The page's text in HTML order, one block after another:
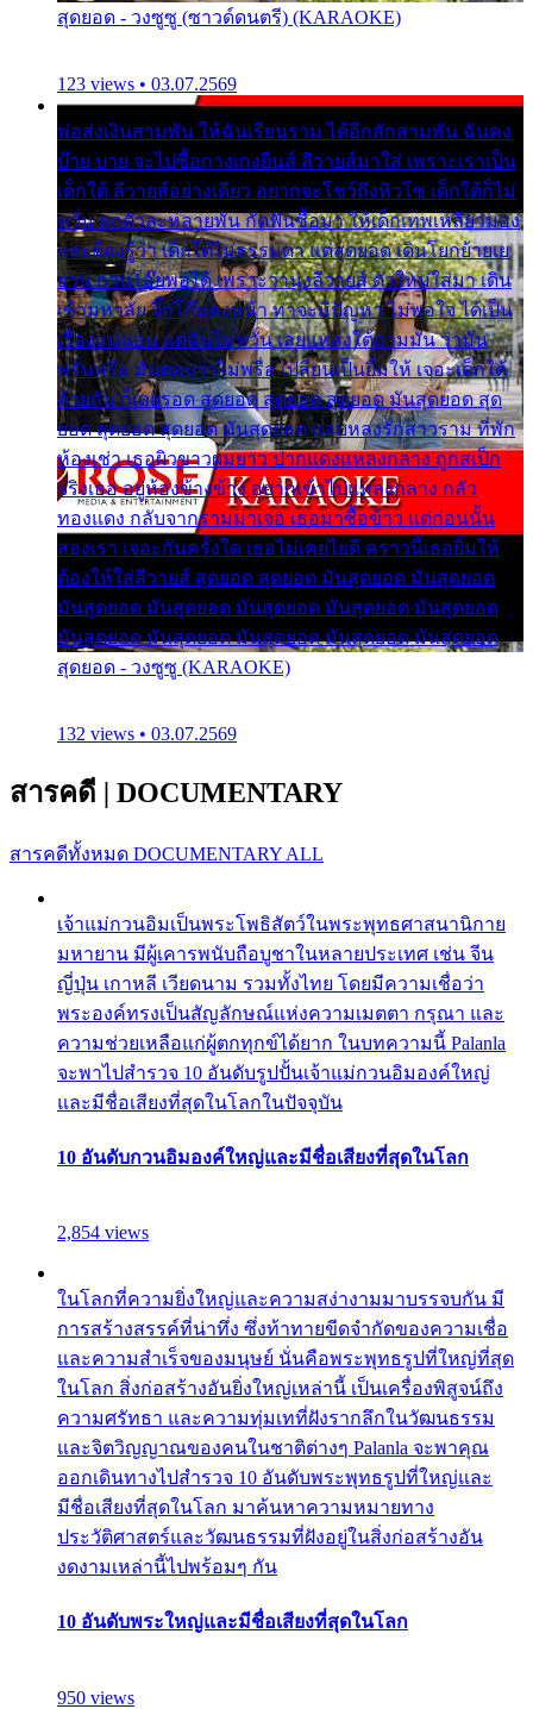
สุดยอด - วงซูซู (ซาวด์ดนตรี) (KARAOKE)
123 views • 03.07.2569
พ่อส่งเงินสามพัน ให้ฉันเรียนราม ได้อีกสักสามพัน ฉันคง
บ๊าย บาย จะไปซื้อกางเกงยีนส์ ลีวายส์มาใส่ เพราะเราเป็น
เด็กใต้ ลีวายส์อย่างเดียว อยากจะโชว์ถึงหิวโซ เด็กใต้ก็ไม่
หวั่น ตกตัวละหลายพัน กัดฟันซื้อมา ให้เด็กเทพเหลียวมอง
และต้องรู้ว่า เด็กใต้ไม่ธรรมดา แต่สุดยอด เดินโยกย้ายเย
ยวน กวนโอ๊ยพอได้ เพราะว่านุ่งลีวายส์ ตัวใหม่ใส่มา เดิน
เข้ามหาลัย จิ๊กโก๊มองหน้า ท่าจะมีปัญหา ไม่พอใจ ได้เป็น
เรื่องแน่นอน แต่ฉันไม่หวั่น เลยแหลงใต้ถามมัน ว่ามัน
พรั่นพรือ มันตอบว่าไม่พรื่อ เปลี่ยนเป็นยิ้มให้ เจอะเด็กใต้
ด้วยกัน ก็เลยรอด สุดยอด สุดยอด สุดยอด มันสุดยอด สุด
ยอด สุดยอด สุดยอด มันสุดยอด แอบหลงรักสาวราม ที่พัก
ห้องเช่า เธอผิวขาวผมยาว ปากแดงแหลงกลาง ถูกสเป็ก
จริงเธอ อยู่ห้องข้างข้าง อยากเข้าไปแหลงกลาง กลัว
ทองแดง กลับจากรามมาเจอ เธอมาซื้อข้าว แต่ก่อนนั้น
สองเรา เจอะกันครั้งใด เธอไม่เคยไยดี คราวนี้เธอยิ้มให้
ต้องให้ใส่ลีวายส์ สุดยอด สุดยอด มันสุดยอด มันสุดยอด
มันสุดยอด มันสุดยอด มันสุดยอด มันสุดยอด มันสุดยอด
มันสุดยอด มันสุดยอด มันสุดยอด มันสุดยอด มันสุดยอด
สุดยอด - วงซูซู (KARAOKE)
132 views • 03.07.2569
สารคดี | DOCUMENTARY
สารคดีทั้งหมด DOCUMENTARY ALL
เจ้าแม่กวนอิมเป็นพระโพธิสัตว์ในพระพุทธศาสนานิกาย
มหายาน มีผู้เคารพนับถือบูชาในหลายประเทศ เช่น จีน
ญี่ปุ่น เกาหลี เวียดนาม รวมทั้งไทย โดยมีความเชื่อว่า
พระองค์ทรงเป็นสัญลักษณ์แห่งความเมตตา กรุณา และ
ความช่วยเหลือแก่ผู้ตกทุกข์ได้ยาก ในบทความนี้ Palanla
จะพาไปสำรวจ 10 อันดับรูปปั้นเจ้าแม่กวนอิมองค์ใหญ่
และมีชื่อเสียงที่สุดในโลกในปัจจุบัน
10 อันดับกวนอิมองค์ใหญ่และมีชื่อเสียงที่สุดในโลก
2,854 views
ในโลกที่ความยิ่งใหญ่และความสง่างามมาบรรจบกัน มี
การสร้างสรรค์ที่น่าทึ่ง ซึ่งท้าทายขีดจำกัดของความเชื่อ
และความสำเร็จของมนุษย์ นั่นคือพระพุทธรูปที่ใหญ่ที่สุด
ในโลก สิ่งก่อสร้างอันยิ่งใหญ่เหล่านี้ เป็นเครื่องพิสูจน์ถึง
ความศรัทธา และความทุ่มเทที่ฝังรากลึกในวัฒนธรรม
และจิตวิญญาณของคนในชาติต่างๆ Palanla จะพาคุณ
ออกเดินทางไปสำรวจ 10 อันดับพระพุทธรูปที่ใหญ่และ
มีชื่อเสียงที่สุดในโลก มาค้นหาความหมายทาง
ประวัติศาสตร์และวัฒนธรรมที่ฝังอยู่ในสิ่งก่อสร้างอัน
งดงามเหล่านี้ไปพร้อมๆ กัน
10 อันดับพระใหญ่และมีชื่อเสียงที่สุดในโลก
950 views